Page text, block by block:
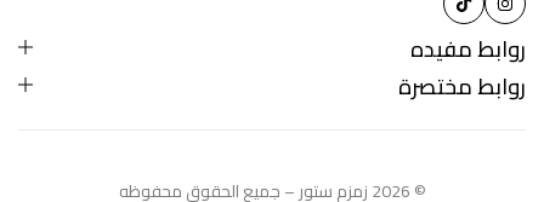
روابط مفيده
روابط مختصرة
© 2026 زمزم ستور – جميع الحقوق محفوظه